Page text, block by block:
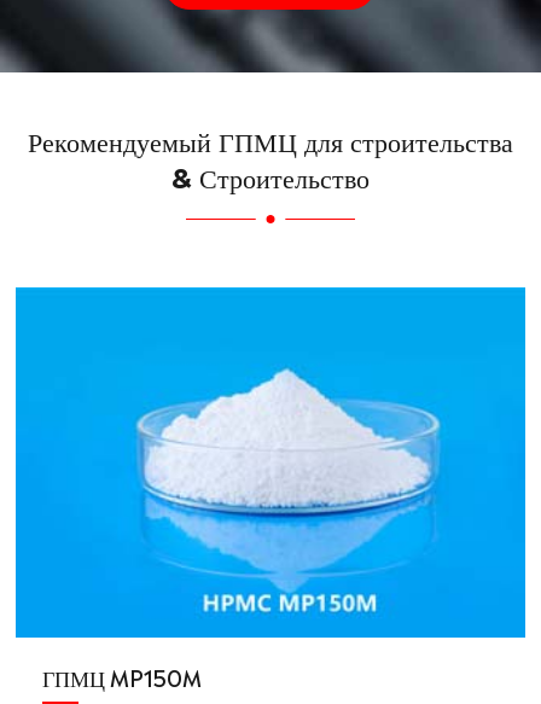
Рекомендуемый ГПМЦ для строительства
& Строительство
ГПМЦ MP150M